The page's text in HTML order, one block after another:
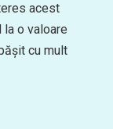
acest
o valoare
cu mult